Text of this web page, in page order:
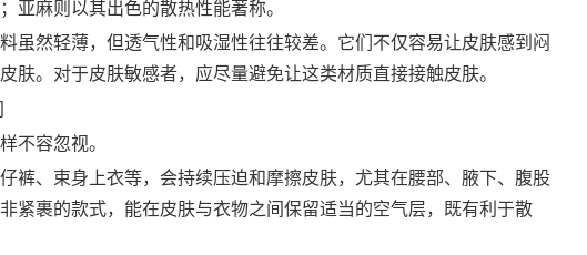
亚麻则以其出色的散热性能著称。
虽然轻薄，但透气性和吸湿性往往较差。它们不仅容易让皮肤感到闷
肤。对于皮肤敏感者，应尽量避免让这类材质直接接触皮肤。
不容忽视。
裤、束身上衣等，会持续压迫和摩擦皮肤，尤其在腰部、腋下、腹股
紧裹的款式，能在皮肤与衣物之间保留适当的空气层，既有利于散